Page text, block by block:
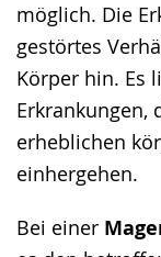
möglich. Die
gestörtes
Körper hin. Es
Erkrankungen,
erheblichen
einhergehen.
Bei einer